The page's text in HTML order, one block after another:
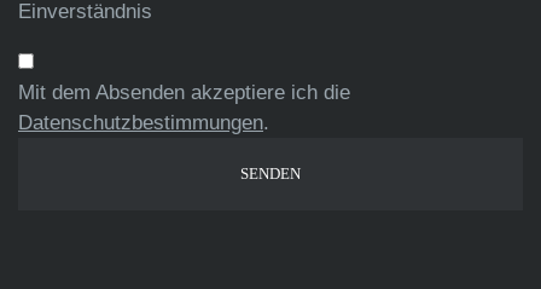
Einverständnis
Mit dem Absenden akzeptiere ich die
Datenschutzbestimmungen.